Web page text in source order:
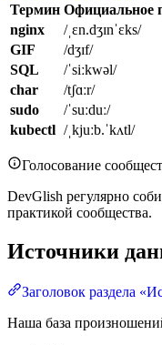
Термин Официальное
nginx
/ˌɛn.dʒɪnˈɛks/
GIF
/dʒɪf/
SQL
/ˈsiːkwəl/
char
/tʃɑːr/
sudo
/ˈsuːduː/
kubectl /ˌkjuːb.ˈkʌtl/
Голосование
DevGlish регулярно
практикой сообщества.
Источники
Заголовок раздела
Наша база